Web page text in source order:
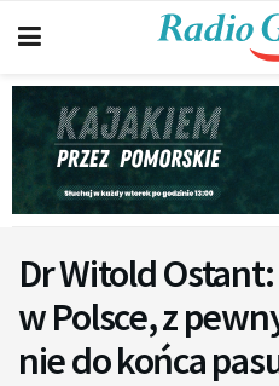
Dr Witold
w Polsce, z
nie do końca